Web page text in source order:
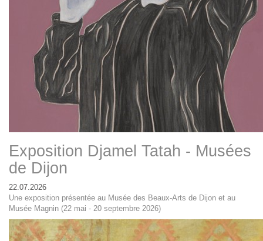
Exposition Djamel Tatah - Musées
de Dijon
22.07.2026
Une exposition présentée au Musée des Beaux-Arts de Dijon et au
Musée Magnin (22 mai - 20 septembre 2026)